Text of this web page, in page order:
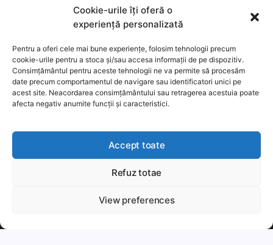
Cookie-urile îți oferă o
experiență personalizată
Pentru a oferi cele mai bune experiențe, folosim tehnologii precum
cookie-urile pentru a stoca și/sau accesa informații de pe dispozitiv.
Consimțământul pentru aceste tehnologii ne va permite să procesăm
date precum comportamentul de navigare sau identificatori unici pe
acest site. Neacordarea consimțământului sau retragerea acestuia poate
afecta negativ anumite funcții și caracteristici.
Accept toate
Refuz totae
View preferences
Mi a blokklánc (technológia)?
This website uses cookies to improve your experience. We'll